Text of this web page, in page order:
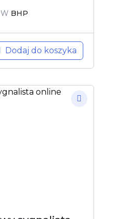
W BHP
Dodaj do koszyka